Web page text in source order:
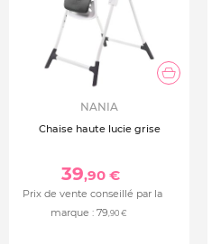
NANIA
Chaise haute lucie grise
39,90 €
Prix de vente conseillé par la
marque : 79,90 €